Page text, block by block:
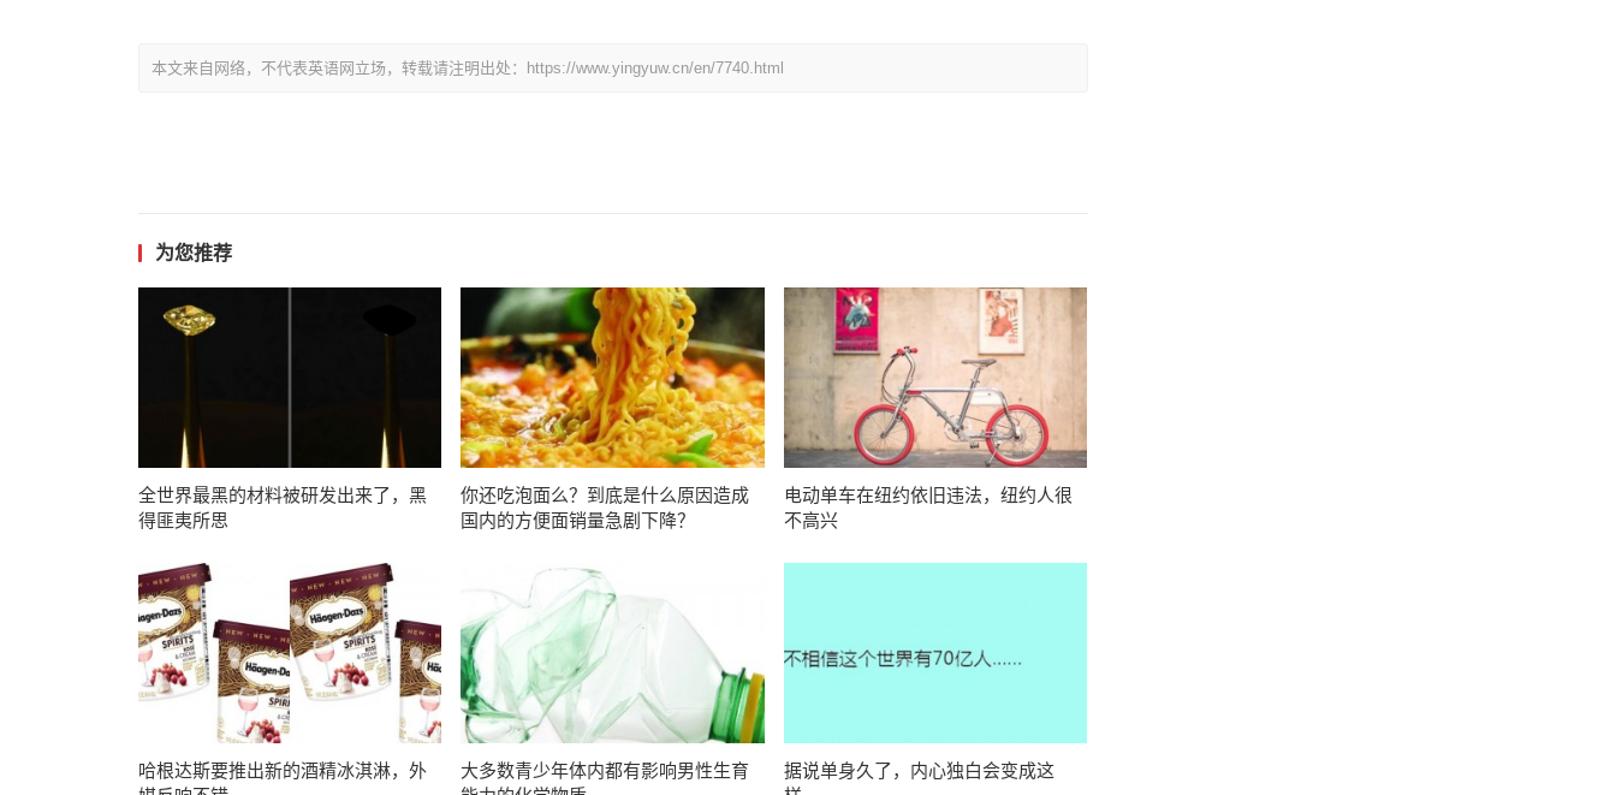
本文来自网络，不代表英语网立场，转载请注明出处：https://www.yingyuw.cn/en/7740.html
为您推荐
全世界最黑的材料被研发出来了，黑
得匪夷所思
你还吃泡面么？到底是什么原因造成
国内的方便面销量急剧下降？
电动单车在纽约依旧违法，纽约人很
不高兴
哈根达斯要推出新的酒精冰淇淋，外
大多数青少年体内都有影响男性生育
据说单身久了，内心独白会变成这